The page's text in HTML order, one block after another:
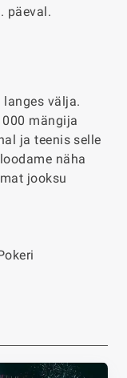
päeval.
langes välja.
mängija
ja teenis selle
näha
jooksu